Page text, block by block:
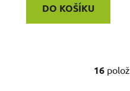
DO KOŠÍKU
16